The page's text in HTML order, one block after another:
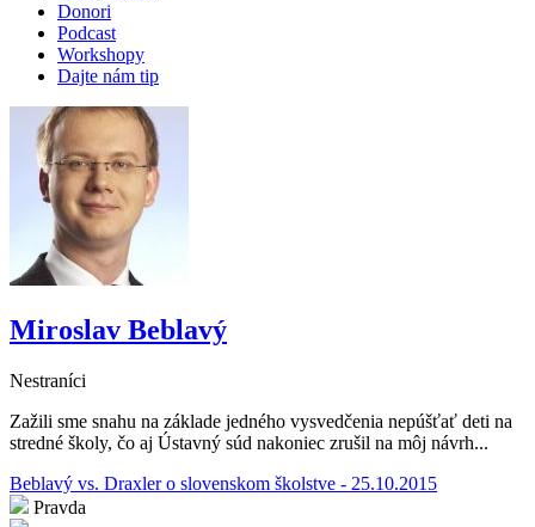
Donori
Podcast
Workshopy
Dajte nám tip
Miroslav Beblavý
Nestraníci
Zažili sme snahu na základe jedného vysvedčenia nepúšťať deti na
stredné školy, čo aj Ústavný súd nakoniec zrušil na môj návrh...
Beblavý vs. Draxler o slovenskom školstve - 25.10.2015
Pravda